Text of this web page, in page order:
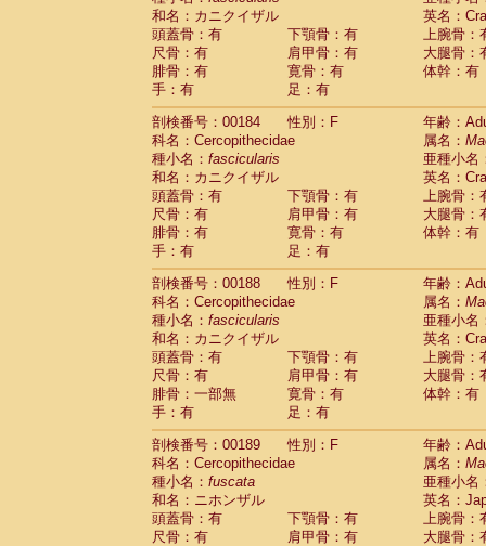
和名：カニクイザル
英名：
頭蓋骨：有
下顎骨：有
上腕骨：
尺骨：有
肩甲骨：有
大腿骨：
腓骨：有
寛骨：有
体幹：有
手：有
足：有
剖検番号：00184
性別：F
年齢：
科名：Cercopithecidae
属名：
種小名： fascicularis
亜種小名
和名：カニクイザル
英名：
頭蓋骨：有
下顎骨：有
上腕骨：
尺骨：有
肩甲骨：有
大腿骨：
腓骨：有
寛骨：有
体幹：有
手：有
足：有
剖検番号：00188
性別：F
年齢：
科名：Cercopithecidae
属名：
種小名： fascicularis
亜種小名
和名：カニクイザル
英名：
頭蓋骨：有
下顎骨：有
上腕骨：
尺骨：有
肩甲骨：有
大腿骨：
腓骨：一部無
寛骨：有
体幹：有
手：有
足：有
剖検番号：00189
性別：F
年齢：
科名：Cercopithecidae
属名：
種小名： fuscata
亜種小名
和名：ニホンザル
英名：
頭蓋骨：有
下顎骨：有
上腕骨：
尺骨：有
肩甲骨：有
大腿骨：